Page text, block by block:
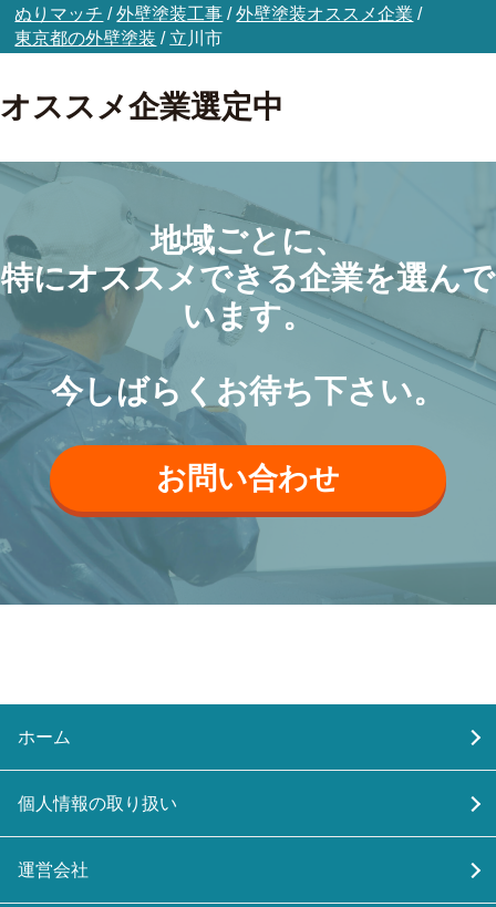
ぬりマッチ /外壁塗装工事 /外壁塗装オススメ企業 /
東京都の外壁塗装 / 立川市
オススメ企業選定中
地域ごとに、
特にオススメできる企業を選んで
います。
今しばらくお待ち下さい。
お問い合わせ
ホーム
個人情報の取り扱い
運営会社